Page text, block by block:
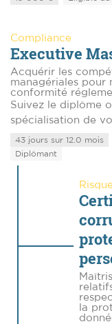
Compliance
Executive
Acquérir les
managériales pour
conformité
Suivez le diplôme
spécialisation de
43 jours sur 12.0 mois
Diplômant
la